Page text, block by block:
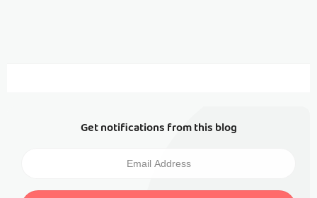
Get notifications from this blog